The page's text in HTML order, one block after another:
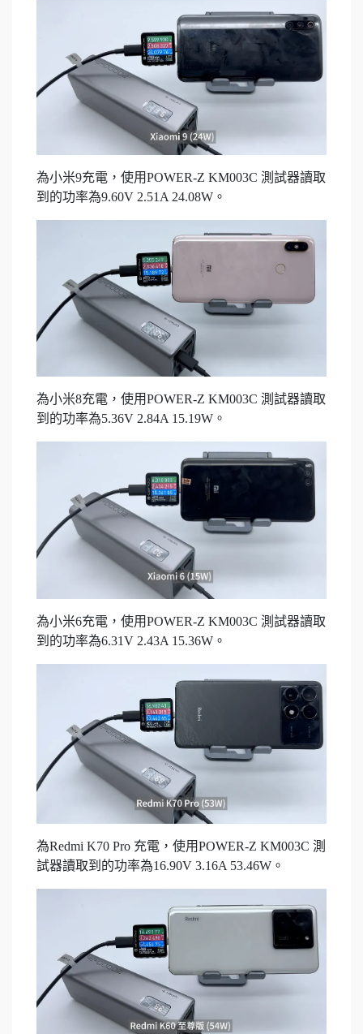
為小米9充電，使用POWER-Z KM003C 測試器讀取
到的功率為9.60V 2.51A 24.08W。
為小米8充電，使用POWER-Z KM003C 測試器讀取
到的功率為5.36V 2.84A 15.19W。
為小米6充電，使用POWER-Z KM003C 測試器讀取
到的功率為6.31V 2.43A 15.36W。
為Redmi K70 Pro 充電，使用POWER-Z KM003C 測
試器讀取到的功率為16.90V 3.16A 53.46W。